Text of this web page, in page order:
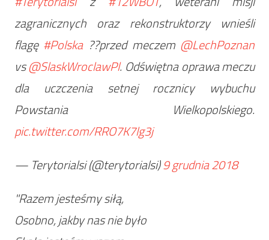
zagranicznych oraz rekonstruktorzy wnieśli
flagę #Polska??przed meczem @LechPoznan
vs@SlaskWroclawPl. Odświętna oprawa meczu
dla uczczenia setnej rocznicy wybuchu
Powstania Wielkopolskiego.
pic.twitter.com/RRO7K7lg3j
— Terytorialsi (@terytorialsi)9 grudnia 2018
"Razem jesteśmy siłą,
Osobno, jakby nas nie było